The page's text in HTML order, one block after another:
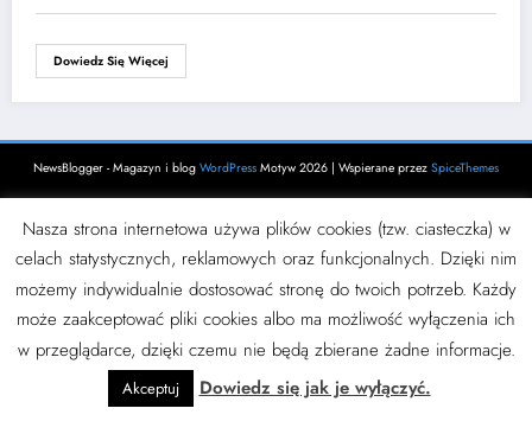
Dowiedz Się Więcej
NewsBlogger - Magazyn i blog WordPress Motyw 2026 | Wspierane przez SpiceThemes
Nasza strona internetowa używa plików cookies (tzw. ciasteczka) w
celach statystycznych, reklamowych oraz funkcjonalnych. Dzięki nim
możemy indywidualnie dostosować stronę do twoich potrzeb. Każdy
może zaakceptować pliki cookies albo ma możliwość wyłączenia ich
w przeglądarce, dzięki czemu nie będą zbierane żadne informacje.
Akceptuj Dowiedz się jak je wyłączyć.